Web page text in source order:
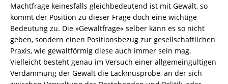
Machtfrage keinesfalls gleichbedeutend ist mit Gewalt, so
kommt der Position zu dieser Frage doch eine wichtige
Bedeutung zu. Die »Gewaltfrage« selber kann es so nicht
geben, sondern einen Positionsbezug zur gesellschaftlichen
Praxis, wie gewaltförmig diese auch immer sein mag.
Vielleicht besteht genau im Versuch einer allgemeingültigen
Verdammung der Gewalt die Lackmusprobe, an der sich